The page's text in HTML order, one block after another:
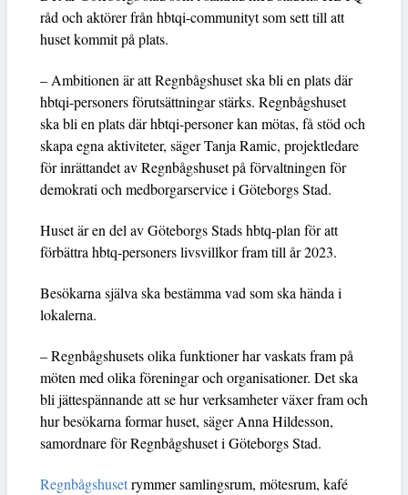
råd och aktörer från hbtqi-communityt som sett till att
huset kommit på plats.
– Ambitionen är att Regnbågshuset ska bli en plats där
hbtqi-personers förutsättningar stärks. Regnbågshuset
ska bli en plats där hbtqi-personer kan mötas, få stöd och
skapa egna aktiviteter, säger Tanja Ramic, projektledare
för inrättandet av Regnbågshuset på förvaltningen för
demokrati och medborgarservice i Göteborgs Stad.
Huset är en del av Göteborgs Stads hbtq-plan för att
förbättra hbtq-personers livsvillkor fram till år 2023.
Besökarna själva ska bestämma vad som ska hända i
lokalerna.
– Regnbågshusets olika funktioner har vaskats fram på
möten med olika föreningar och organisationer. Det ska
bli jättespännande att se hur verksamheter växer fram och
hur besökarna formar huset, säger Anna Hildesson,
samordnare för Regnbågshuset i Göteborgs Stad.
Regnbågshusetrymmer samlingsrum, mötesrum, kafé